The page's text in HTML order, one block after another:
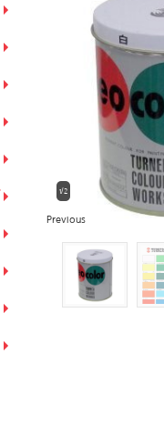
1/2
Previous